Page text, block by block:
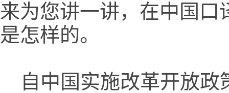
来为您讲一讲，在中国
是怎样的。
自中国实施改革开放政